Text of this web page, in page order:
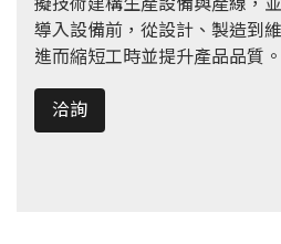
導入設備前，從設計、製造到
進而縮短工時並提升產品品質。
洽詢